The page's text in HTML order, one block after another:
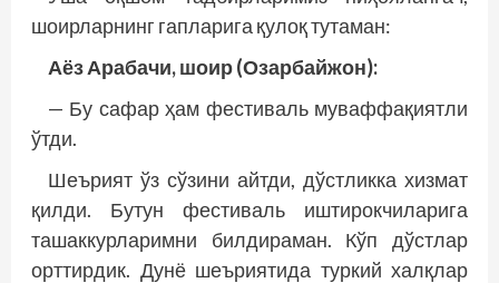
шоирларнинг гапларига қулоқ тутаман:
Аёз Арабачи, шоир (Озарбайжон):
— Бу сафар ҳам фестиваль муваффақиятли
ўтди.
Шеърият ўз сўзини айтди, дўстликка хизмат
қилди. Бутун фестиваль иштирокчиларига
ташаккурларимни билдираман. Кўп дўстлар
орттирдик. Дунё шеъриятида туркий халқлар